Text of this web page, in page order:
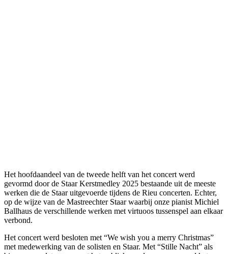
Het hoofdaandeel van de tweede helft van het concert werd
gevormd door de Staar Kerstmedley 2025 bestaande uit de meeste
werken die de Staar uitgevoerde tijdens de Rieu concerten. Echter,
op de wijze van de Mastreechter Staar waarbij onze pianist Michiel
Ballhaus de verschillende werken met virtuoos tussenspel aan elkaar
verbond.
Het concert werd besloten met “We wish you a merry Christmas”
met medewerking van de solisten en Staar. Met “Stille Nacht” als